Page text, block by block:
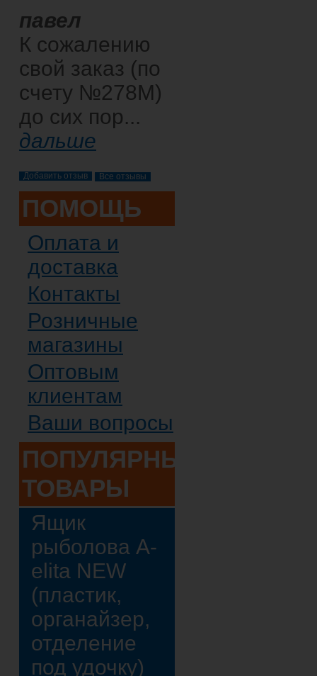
павел
К сожалению
свой заказ (по
счету №278М)
до сих пор...
дальше
Все отзывы
ПОМОЩЬ
Оплата и
доставка
Контакты
Розничные
магазины
Оптовым
клиентам
Ваши вопросы
ПОПУЛЯРНЫЕ
ТОВАРЫ
Ящик
рыболова A-
elita NEW
(пластик,
органайзер,
отделение
под удочку)